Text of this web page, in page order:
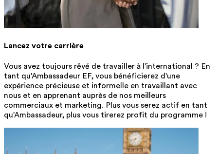
Lancez votre carrière
Vous avez toujours rêvé de travailler à l'international ? En
tant qu'Ambassadeur EF, vous bénéficierez d'une
expérience précieuse et informelle en travaillant avec
nous et en apprenant auprès de nos meilleurs
commerciaux et marketing. Plus vous serez actif en tant
qu'Ambassadeur, plus vous tirerez profit du programme !